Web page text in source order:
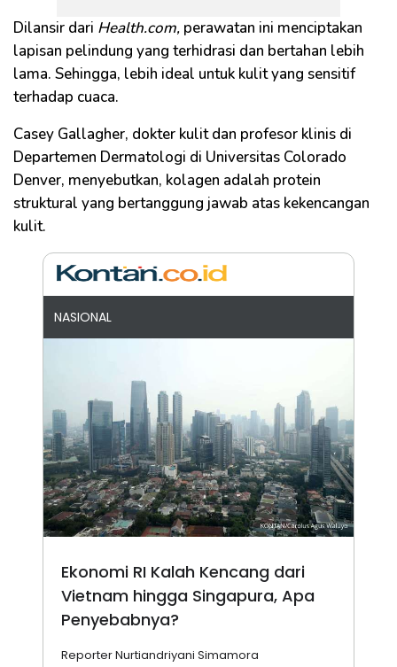
Dilansir dari Health.com, perawatan ini menciptakan
lapisan pelindung yang terhidrasi dan bertahan lebih
lama. Sehingga, lebih ideal untuk kulit yang sensitif
terhadap cuaca.
Casey Gallagher, dokter kulit dan profesor klinis di
Departemen Dermatologi di Universitas Colorado
Denver, menyebutkan, kolagen adalah protein
struktural yang bertanggung jawab atas kekencangan
kulit.
NASIONAL
Ekonomi RI Kalah Kencang dari
Vietnam hingga Singapura, Apa
Penyebabnya?
Reporter Nurtiandriyani Simamora